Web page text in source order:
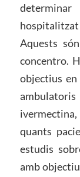
Aquests
concentro.
objectius
ivermectina,
quants
estudis
amb